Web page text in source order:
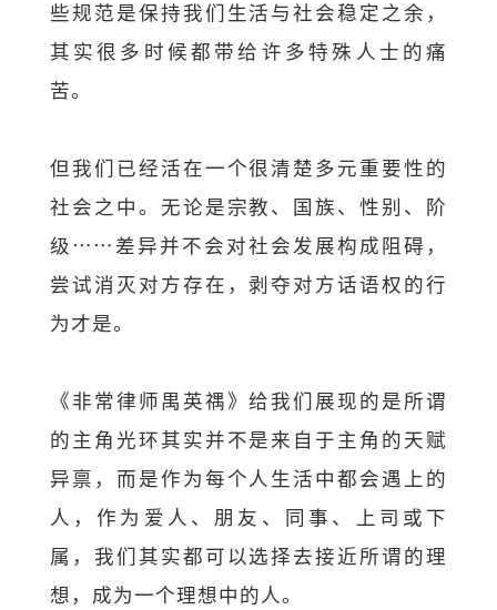
些规范是保持我们生活与社会稳定之余，
其实很多时候都带给许多特殊人士的痛
苦。
但我们已经活在一个很清楚多元重要性的
社会之中。无论是宗教、国族、性别、阶
级⋯⋯差异并不会对社会发展构成阻碍，
尝试消灭对方存在，剥夺对方话语权的行
为才是。
《非常律师禺英禑》给我们展现的是所谓
的主角光环其实并不是来自于主角的天赋
异禀，而是作为每个人生活中都会遇上的
人，作为爱人、朋友、同事、上司或下
属，我们其实都可以选择去接近所谓的理
想，成为一个理想中的人。